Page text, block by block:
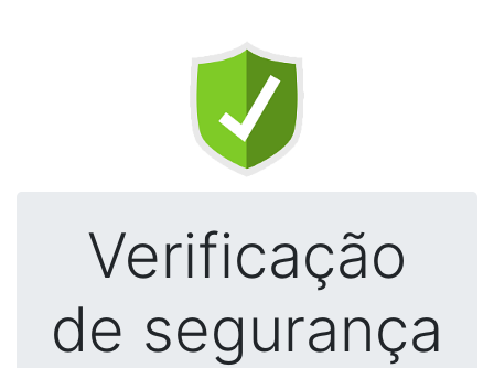
Verificação
de segurança